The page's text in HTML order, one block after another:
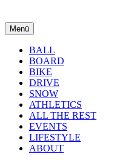
Menü
BALL
BOARD
BIKE
DRIVE
SNOW
ATHLETICS
ALL THE REST
EVENTS
LIFESTYLE
ABOUT